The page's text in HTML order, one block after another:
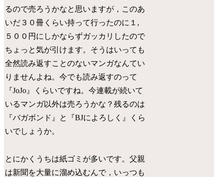
るので売ろうかなと思いますが，このあ
いだ３０冊くらい持って行ったのに１,
５００円にしかならずガッカリしたので
ちょっと気が引けます。そうはいっても
全然読み返すことのないマンガなんてい
りませんよね。今でも読み返すのって
『JoJo』くらいですね。今連載が続いて
いるマンガ以外は売ろうかな？残るのは
『バガボンド』と『BJによろしく』くら
いでしょうか。
とにかくうちは紙ゴミが多いです。父親
は新聞を大量に溜め込むんで，いっつも